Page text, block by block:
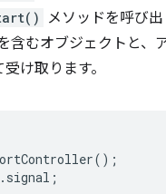
メソッドを呼び
含むオブジェクトと
け取ります。
();
. signal ;